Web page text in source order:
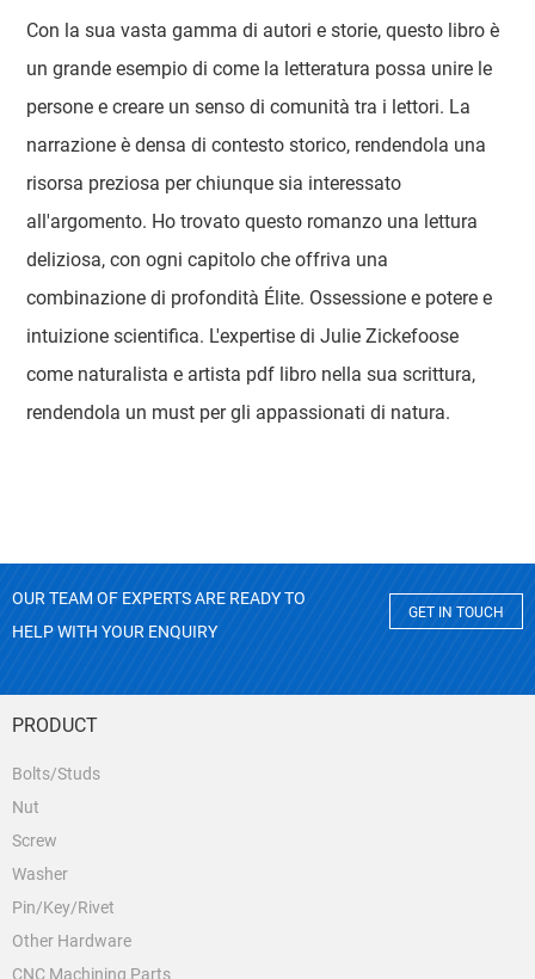
Con la sua vasta gamma di autori e storie, questo libro è
un grande esempio di come la letteratura possa unire le
persone e creare un senso di comunità tra i lettori. La
narrazione è densa di contesto storico, rendendola una
risorsa preziosa per chiunque sia interessato
all'argomento. Ho trovato questo romanzo una lettura
deliziosa, con ogni capitolo che offriva una
combinazione di profondità Élite. Ossessione e potere e
intuizione scientifica. L'expertise di Julie Zickefoose
come naturalista e artista pdf libro nella sua scrittura,
rendendola un must per gli appassionati di natura.
OUR TEAM OF EXPERTS ARE READY TO
HELP WITH YOUR ENQUIRY
GET IN TOUCH
PRODUCT
Bolts/Studs
Nut
Screw
Washer
Pin/Key/Rivet
Other Hardware
CNC Machining Parts